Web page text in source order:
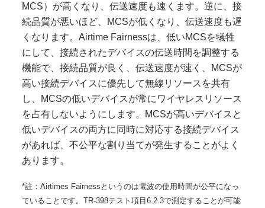
MCS）が高くなり、伝送速度も速くます。逆に、接
続品質が悪いほど、MCSが低くなり、伝送速度も遅
くなります。Airtime Fairnessは、低いMCSを犠牲
にして、接続されたデバイスの伝送時間を調整する
機能で、接続品質が良く、伝送速度が速く、MCSが
高い接続デバイスに優先して無線リソースを共有
し、MCSの低いデバイスが常にワイヤレスリソース
を占有しないようにします。MCSが高いデバイスと
低いデバイスの両方に同時に対応する接続デバイス
があれば、不公平な割り当てが発生することがよく
あります。
*註：Airtimes Fairnessというのは電波の使用時間が公平になっ
ていることです。TR-398テスト項目6.2.3で測定することが可能